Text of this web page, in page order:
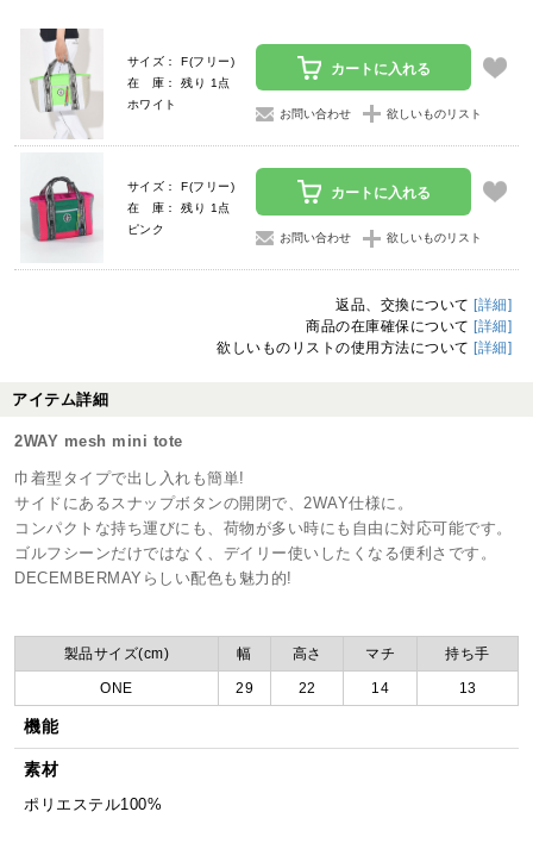
サイズ： F(フリー)
在 庫： 残り 1点
ホワイト
カートに入れる
お問い合わせ 欲しいものリスト
サイズ： F(フリー)
在 庫： 残り 1点
ピンク
カートに入れる
お問い合わせ 欲しいものリスト
返品、交換について [詳細]
商品の在庫確保について [詳細]
欲しいものリストの使用方法について [詳細]
アイテム詳細
2WAY mesh mini tote
巾着型タイプで出し入れも簡単!
サイドにあるスナップボタンの開閉で、2WAY仕様に。
コンパクトな持ち運びにも、荷物が多い時にも自由に対応可能です。
ゴルフシーンだけではなく、デイリー使いしたくなる便利さです。
DECEMBERMAYらしい配色も魅力的!
製品サイズ(cm) 幅 高さ マチ 持ち手
ONE 29 22 14 13
機能
素材
ポリエステル100%